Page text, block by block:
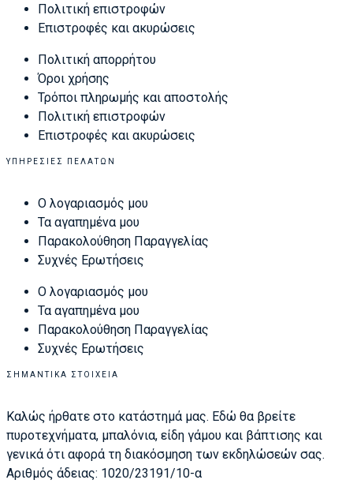
Πολιτική επιστροφών
Επιστροφές και ακυρώσεις
Πολιτική απορρήτου
Όροι χρήσης
Τρόποι πληρωμής και αποστολής
Πολιτική επιστροφών
Επιστροφές και ακυρώσεις
ΥΠΗΡΕΣΊΕΣ ΠΕΛΑΤΏΝ
Ο λογαριασμός μου
Τα αγαπημένα μου
Παρακολούθηση Παραγγελίας
Συχνές Ερωτήσεις
Ο λογαριασμός μου
Τα αγαπημένα μου
Παρακολούθηση Παραγγελίας
Συχνές Ερωτήσεις
ΣΗΜΑΝΤΙΚΆ ΣΤΟΙΧΕΊΑ
Καλώς ήρθατε στο κατάστημά μας. Εδώ θα βρείτε
πυροτεχνήματα, μπαλόνια, είδη γάμου και βάπτισης και
γενικά ότι αφορά τη διακόσμηση των εκδηλώσεών σας.
Αριθμός άδειας: 1020/23191/10-α